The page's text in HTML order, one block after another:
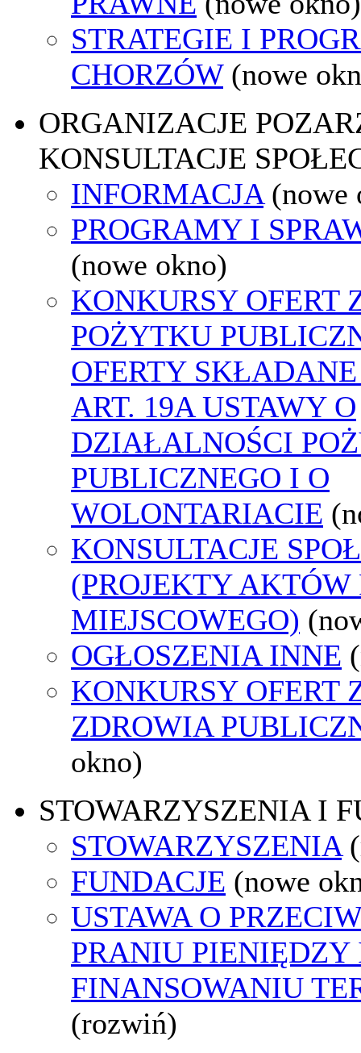
STRATEGIE I
CHORZÓW (nowe
ORGANIZACJE
KONSULTACJE
INFORMACJA (nowe
PROGRAMY I
(nowe okno)
KONKURSY OFERT
POŻYTKU
OFERTY
ART. 19A USTAWY O
DZIAŁALNOŚCI
PUBLICZNEGO I O
WOLONTARIACIE
KONSULTACJE
(PROJEKTY AKTÓW
MIEJSCOWEGO)
OGŁOSZENIA INNE
KONKURSY OFERT
ZDROWIA
okno)
STOWARZYSZENIA I
STOWARZYSZENIA
FUNDACJE (nowe
USTAWA O
PRANIU PIENIĘDZY
FINANSOWANIU
(rozwiń)